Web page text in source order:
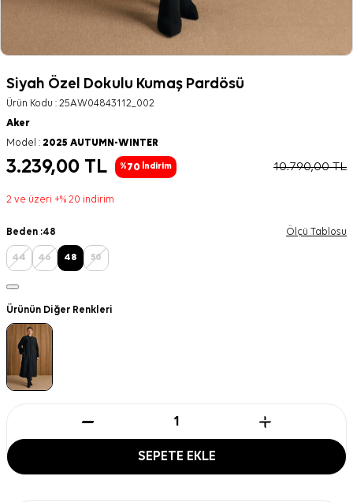
Siyah Özel Dokulu Kumaş Pardösü
Ürün Kodu : 25AW04843112_002
Aker
Model : 2025 AUTUMN-WINTER
3.239,00 TL %70 İndirim 10.790,00TL
2 ve üzeri +% 20 indirim
Beden :48 Ölçü Tablosu
44 46 48 50
Ürünün Diğer Renkleri
SEPETE EKLE